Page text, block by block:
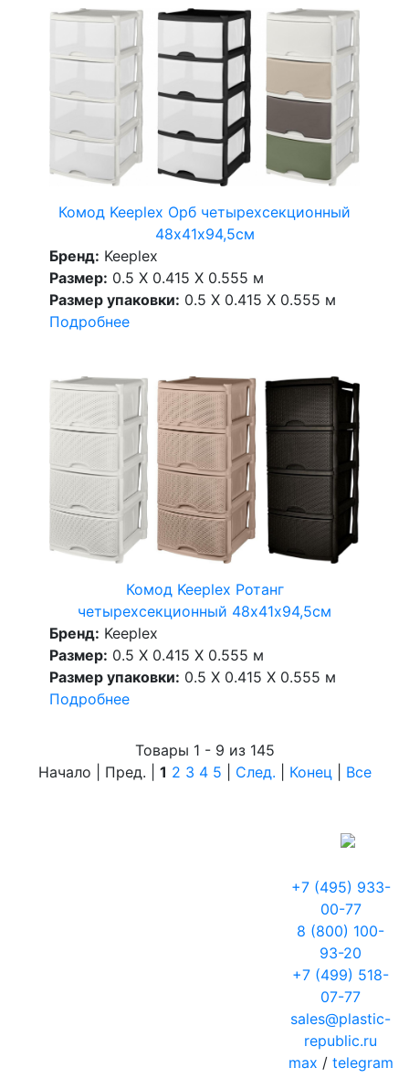
Комод Keeplex Орб четырехсекционный
48х41х94,5см
Бренд: Keeplex
Размер: 0.5 X 0.415 X 0.555 м
Размер упаковки: 0.5 X 0.415 X 0.555 м
Подробнее
Комод Keeplex Ротанг
четырехсекционный 48х41х94,5см
Бренд: Keeplex
Размер: 0.5 X 0.415 X 0.555 м
Размер упаковки: 0.5 X 0.415 X 0.555 м
Подробнее
Товары 1 - 9 из 145
Начало | Пред. | 1 2 3 4 5 След. Конец Все
+7 (495) 933-
00-77
8 (800) 100-
93-20
+7 (499) 518-
07-77
sales@plastic-
republic.ru
max / telegram